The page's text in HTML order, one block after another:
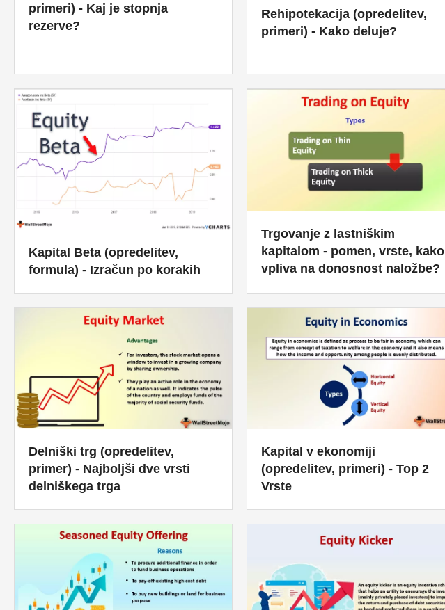
primeri) - Kaj je stopnja
rezerve?
Rehipotekacija (opredelitev,
primeri) - Kako deluje?
Kapital Beta (opredelitev,
formula) - Izračun po korakih
Trgovanje z lastniškim
kapitalom - pomen, vrste, kako
vpliva na donosnost naložbe?
Delniški trg (opredelitev,
primer) - Najboljši dve vrsti
delniškega trga
Kapital v ekonomiji
(opredelitev, primeri) - Top 2
Vrste